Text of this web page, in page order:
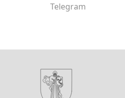
Telegram